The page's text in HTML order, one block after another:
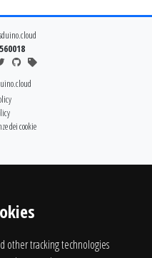
other tracking technologies
dei cookie